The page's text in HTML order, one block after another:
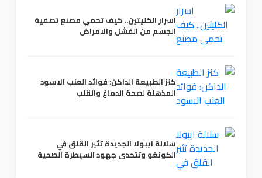
اسرار الكليتين.. كيف تحمي مصنع تصفية
الجسم من الفشل والامراض
كنز الطبيعة الداكن: فوائد العنب الاسود
المذهلة لصحة الدماغ والقلب
سلالة ايبولا الجديدة تثير القلق في
الكونغو وتتحدى جهود السيطرة الصحية